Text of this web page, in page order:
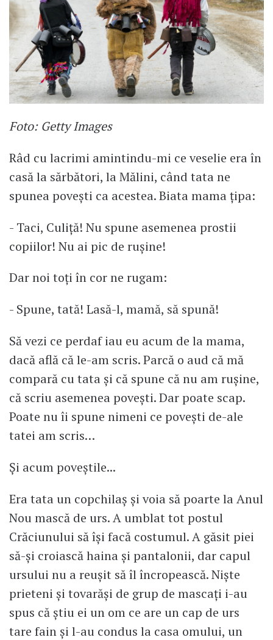
Foto: Getty Images
Râd cu lacrimi amintindu-mi ce veselie era în
casă la sărbători, la Mălini, când tata ne
spunea povești ca acestea. Biata mama țipa:
- Taci, Culiță! Nu spune asemenea prostii
copiilor! Nu ai pic de rușine!
Dar noi toți în cor ne rugam:
- Spune, tată! Lasă-l, mamă, să spună!
Să vezi ce perdaf iau eu acum de la mama,
dacă află că le-am scris. Parcă o aud că mă
compară cu tata și că spune că nu am rușine,
că scriu asemenea povești. Dar poate scap.
Poate nu îi spune nimeni ce povești de-ale
tatei am scris…
Și acum poveștile...
Era tata un copchilaș și voia să poarte la Anul
Nou mască de urs. A umblat tot postul
Crăciunului să își facă costumul. A găsit piei
să-și croiască haina și pantalonii, dar capul
ursului nu a reușit să îl încropească. Niște
prieteni și tovarăși de grup de mascați i-au
spus că știu ei un om ce are un cap de urs
tare fain și l-au condus la casa omului, un